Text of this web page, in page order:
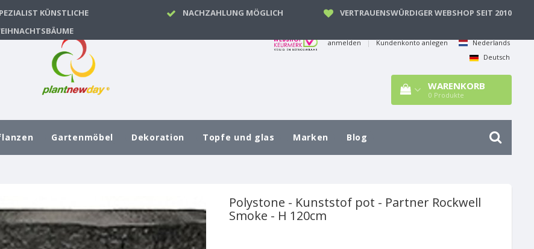
KÜNSTLICHE
NACHZAHLUNG MÖGLICH VERTRAUENSWÜRDIGER WEBSHOP SEIT 2010
anmelden | Kundenkonto anlegen
Nederlands
Deutsch
WARENKORB
0 Produkte
Gartenmöbel Dekoration Topfe und glas Marken Blog
Polystone - Kunststof pot - Partner Rockwell
Smoke - H 120cm